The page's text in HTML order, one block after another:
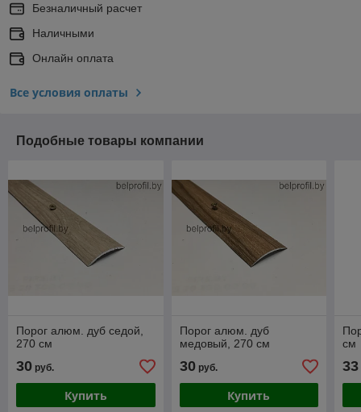
Безналичный расчет
Наличными
Онлайн оплата
Все условия оплаты
Подобные товары компании
Порог алюм. дуб седой,
270 см
30 руб.
Купить
Порог алюм. дуб
медовый, 270 см
30руб.
Купить
см
33